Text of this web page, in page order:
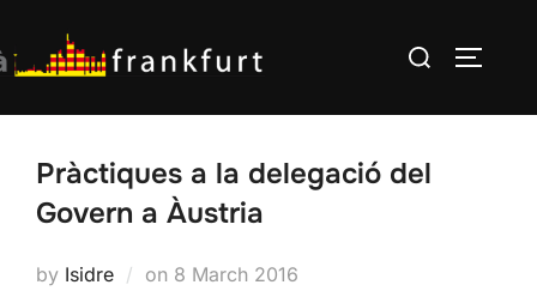
to
content
Search
Pràctiques a la delegació del
Govern a Àustria
by Isidre on Posted
8 March 2016